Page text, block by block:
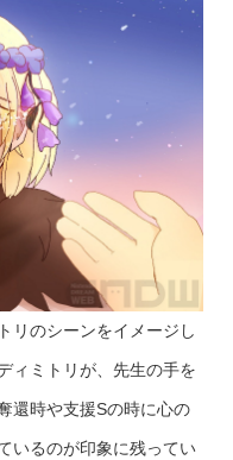
リのシーンをイメージし
ィミトリが、先生の手を
還時や支援Sの時に心の
いるのが印象に残ってい